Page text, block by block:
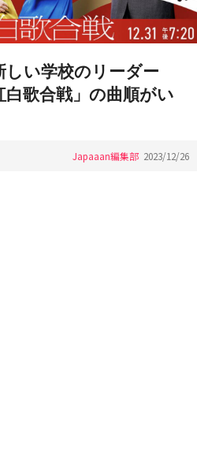
しい学校のリーダー
歌合戦」の曲順がい
Japaaan編集部 2023/12/26